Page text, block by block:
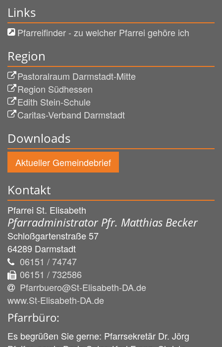
Links
Pfarreifinder - zu welcher Pfarrei gehöre ich
Region
Pastoralraum Darmstadt-Mitte
Region Südhessen
Edith Stein-Schule
Caritas-Verband Darmstadt
Downloads
Aktueller Gemeindebrief
Kontakt
Pfarrei St. Elisabeth
Pfarradministrator Pfr. Matthias Becker
Schloßgartenstraße 57
64289 Darmstadt
06151 / 74747
06151 / 732586
Pfarrbuero@St-Elisabeth-DA.de
www.St-Elisabeth-DA.de
Pfarrbüro:
Es begrüßen Sie gerne: Pfarrsekretär Dr. Jörg